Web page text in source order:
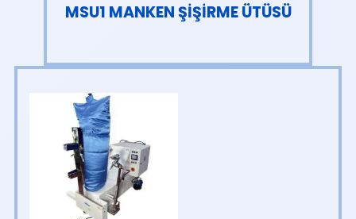
MSU1 MANKEN ŞİŞİRME ÜTÜSÜ